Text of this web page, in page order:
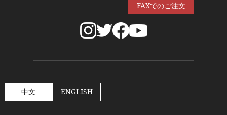
FAXでのご注文
中文 ENGLISH